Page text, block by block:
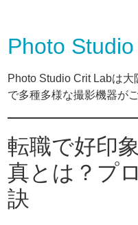
Photo
Photo Studio Crit Labは
で多種多様な撮影機器が
転職で好印
真とは？プ
訣